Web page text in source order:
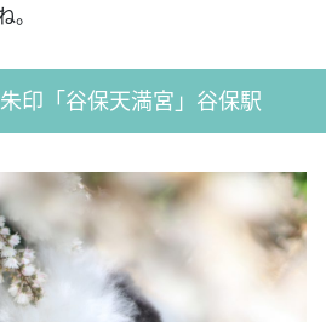
。
印「谷保天満宮」谷保駅